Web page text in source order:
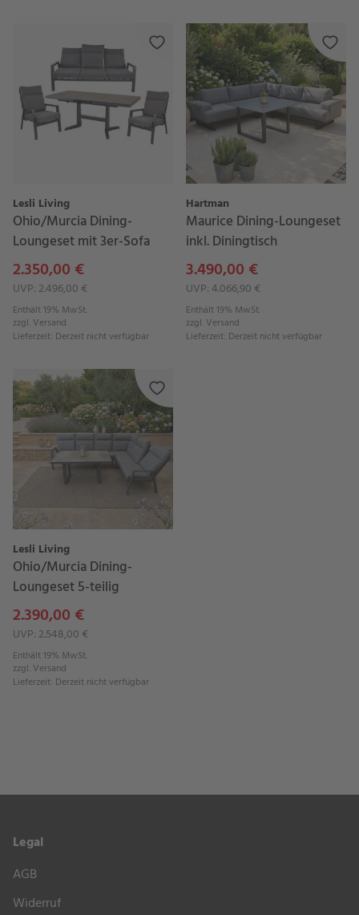
Lesli Living
Ohio/Murcia Dining-
Loungeset mit 3er-Sofa
2.350,00 €
UVP: 2.496,00 €
Enthält 19% MwSt.
zzgl. Versand
Lieferzeit: Derzeit nicht verfügbar
Hartman
Maurice Dining-Loungeset
inkl. Diningtisch
3.490,00 €
UVP: 4.066,90 €
Enthält 19% MwSt.
zzgl. Versand
Lieferzeit: Derzeit nicht verfügbar
Lesli Living
Ohio/Murcia Dining-
Loungeset 5-teilig
2.390,00 €
UVP: 2.548,00 €
Enthält 19% MwSt.
zzgl. Versand
Lieferzeit: Derzeit nicht verfügbar
Legal
AGB
Widerruf